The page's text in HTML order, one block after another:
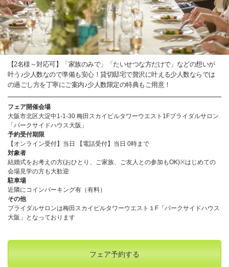
【2名様～対応可】「家族のみで」「たいせつな方だけで」などの想いが
叶う♪少人数なので準備も安心！貸切邸宅で贅沢に叶える少人数ならでは
の過ごし方を丁寧にご案内♪少人数限定の特典もご用意！
フェア開催会場
大阪市北区大淀中1-1-30 梅田スカイビルタワーウエスト1Fブライダルサロン
「パークサイドハウス大阪」
予約受付期限
【オンライン受付】当日 【電話受付】当日 0時まで
対象者
結婚式をお考えの方(おひとり、ご家族、ご友人との参加もOK)※はじめての
会場見学の方も大歓迎
駐車場
近隣にコインパーキング有（有料）
その他
ブライダルサロンは梅田スカイビルタワーウエスト１F「パークサイドハウス
大阪」となっております
フェア予約する